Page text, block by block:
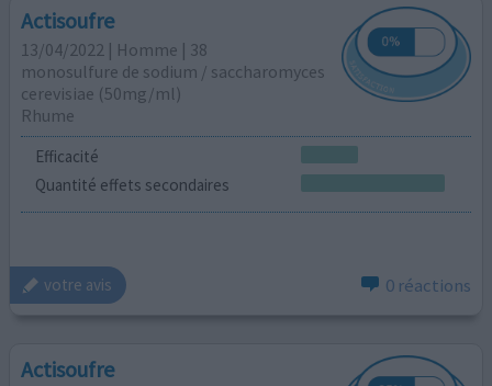
Actisoufre
13/04/2022 | Homme | 38
monosulfure de sodium / saccharomyces
cerevisiae (50mg/ml)
Rhume
Efficacité
Quantité effets secondaires
votre avis 0 réactions
Actisoufre